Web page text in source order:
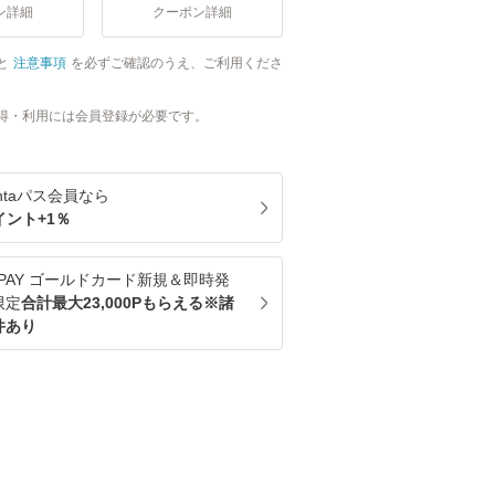
詳細 クーポン詳細
注意事項 を必ずご確認のうえ、ご利用くださ
・利用には会員登録が必要です。
パス会員なら
ント+1％
ゴールドカード新規＆即時発
定合計最大23,000Pもらえる※諸
あり